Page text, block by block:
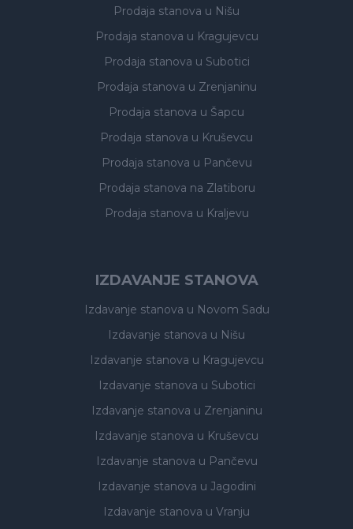
Prodaja stanova u Nišu
Prodaja stanova u Kragujevcu
Prodaja stanova u Subotici
Prodaja stanova u Zrenjaninu
Prodaja stanova u Šapcu
Prodaja stanova u Kruševcu
Prodaja stanova u Pančevu
Prodaja stanova na Zlatiboru
Prodaja stanova u Kraljevu
IZDAVANJE STANOVA
Izdavanje stanova u Novom Sadu
Izdavanje stanova u Nišu
Izdavanje stanova u Kragujevcu
Izdavanje stanova u Subotici
Izdavanje stanova u Zrenjaninu
Izdavanje stanova u Kruševcu
Izdavanje stanova u Pančevu
Izdavanje stanova u Jagodini
Izdavanje stanova u Vranju